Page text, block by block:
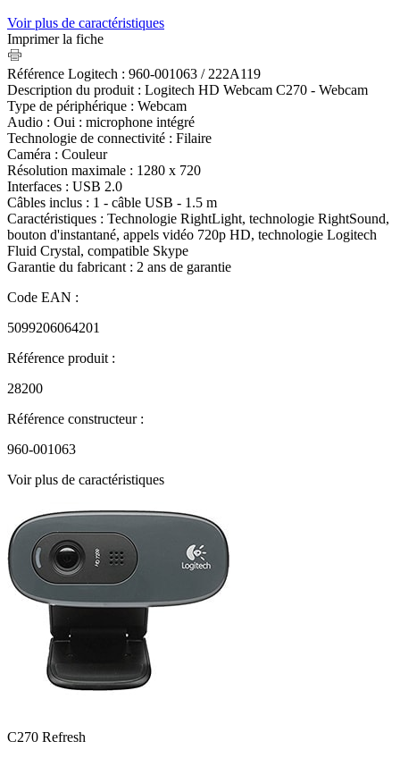
Voir plus de caractéristiques
Imprimer la fiche
Référence Logitech : 960-001063 / 222A119
Description du produit : Logitech HD Webcam C270 - Webcam
Type de périphérique : Webcam
Audio : Oui : microphone intégré
Technologie de connectivité : Filaire
Caméra : Couleur
Résolution maximale : 1280 x 720
Interfaces : USB 2.0
Câbles inclus : 1 - câble USB - 1.5 m
Caractéristiques : Technologie RightLight, technologie RightSound,
bouton d'instantané, appels vidéo 720p HD, technologie Logitech
Fluid Crystal, compatible Skype
Garantie du fabricant : 2 ans de garantie
Code EAN :
5099206064201
Référence produit :
28200
Référence constructeur :
960-001063
Voir plus de caractéristiques
C270 Refresh